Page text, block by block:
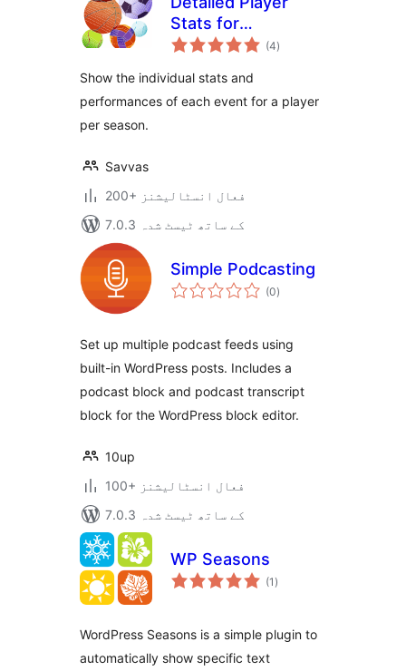
Stats for
SportsPress(4مجموعی
درجہ
)
Show the individual stats and
performances of each event for a player
per season.
Savvas
200+ فعال انسٹالیشنز
7.0.3 کے ساتھ ٹیسٹ شدہ
Simple Podcasting
(0مجموعی
درجہ
)
Set up multiple podcast feeds using
built-in WordPress posts. Includes a
podcast block and podcast transcript
block for the WordPress block editor.
10up
100+ فعال انسٹالیشنز
7.0.3 کے ساتھ ٹیسٹ شدہ
WP Seasons
(1 مجموعی
درجہ
)
WordPress Seasons is a simple plugin to
automatically show specific text